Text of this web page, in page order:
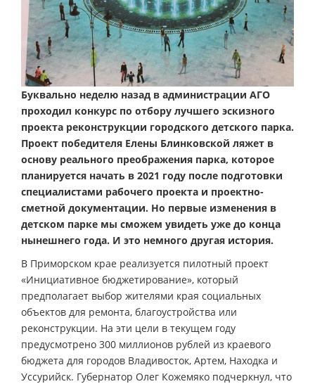
Буквально неделю назад в администрации АГО
проходил конкурс по отбору лучшего эскизного
проекта реконструкции городского детского парка.
Проект победителя Елены Блинковской ляжет в
основу реального преображения парка, которое
планируется начать в 2021 году после подготовки
специалистами рабочего проекта и проектно-
сметной документации. Но первые изменения в
детском парке мы сможем увидеть уже до конца
нынешнего года. И это немного другая история.
В Приморском крае реализуется пилотный проект
«Инициативное бюджетирование», который
предполагает выбор жителями края социальных
объектов для ремонта, благоустройства или
реконструкции. На эти цели в текущем году
предусмотрено 300 миллионов рублей из краевого
бюджета для городов Владивосток, Артем, Находка и
Уссурийск. Губернатор Олег Кожемяко подчеркнул, что